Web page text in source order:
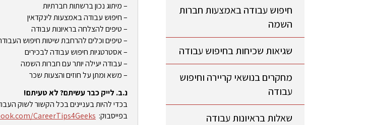
– מיתוג נכון ברשתות חברתיות
– חיפוש עבודה באמצעות לינקדאין
– טיפים להצלחה בראיונות עבודה
– טיפים וכלים להרחבת שיטות חיפוש
– אסטרטגיות חיפוש עבודה לבכירים
– עבודה יעילה יותר עם חברות השמה
– משא ומתן על חוזים והצעות שכר
נ.ב. לייק כבר עשיתם? לא טעיתם!
בכדי להיות בעניינים בכל הקשור לשוק
בפייסבוק: CareerTips4Geeks
חיפוש עבודה באמצעות חברות
השמה
שגיאות שכיחות בחיפוש עבודה
מחקרים בנושאי קריירה וחיפוש
עבודה
שאלות בראיונות עבודה